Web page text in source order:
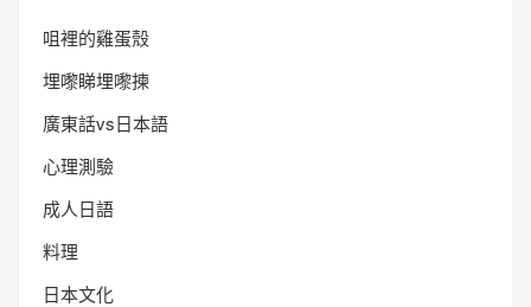
咀裡的雞蛋殼
埋嚟睇埋嚟揀
廣東話vs日本語
心理測驗
成人日語
料理
日本文化